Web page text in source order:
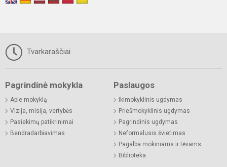
Tvarkaraščiai
Pagrindinė mokykla
Apie mokyklą
Vizija, misija, vertybės
Pasiekimų patikrinimai
Bendradarbiavimas
Paslaugos
Ikimokyklinis ugdymas
Priešmokyklinis ugdymas
Pagrindinis ugdymas
Neformalusis švietimas
Pagalba mokiniams ir tėvams
Biblioteka